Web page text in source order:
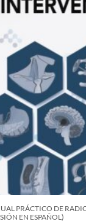
PRÁCTICO DE
EN ESPAÑOL)